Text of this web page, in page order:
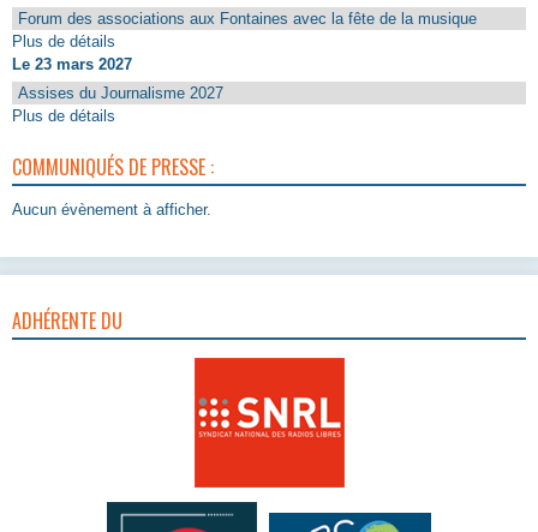
Forum des associations aux Fontaines avec la fête de la musique
Plus de détails
Le 23 mars 2027
Assises du Journalisme 2027
Plus de détails
COMMUNIQUÉS DE PRESSE :
Aucun évènement à afficher.
ADHÉRENTE DU